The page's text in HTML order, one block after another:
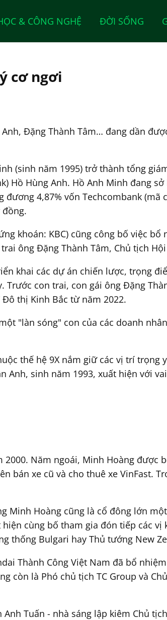
& CÔNG NGHỆ ĐỜI SỐNG
cơ ngơi
Đặng Thành Tâm… đang dần
(sinh năm 1995) trở thành tổng
Hồ Hùng Anh. Hồ Anh Minh đang
4,87% vốn Techcombank (mã
khoán: KBC) cũng công bố việc
ông Đặng Thành Tâm, Chủ tịch
khai các dự án chiến lược, trọng
con trai, con gái ông Đặng
thị Kinh Bắc từ năm 2022.
"làn sóng" con của các doanh
thế hệ 9X nắm giữ các vị trí trọng
Anh, sinh năm 1993, xuất hiện với
Năm ngoái, Minh Hoàng được
bán xe cũ và cho thuê xe VinFast.
Minh Hoàng cũng là cổ đông lớn
cùng bố tham gia đón tiếp các
thống Bulgari hay Thủ tướng New
Thành Công Việt Nam đã bổ
còn là Phó chủ tịch TC Group và
Tuấn - nhà sáng lập kiêm Chủ